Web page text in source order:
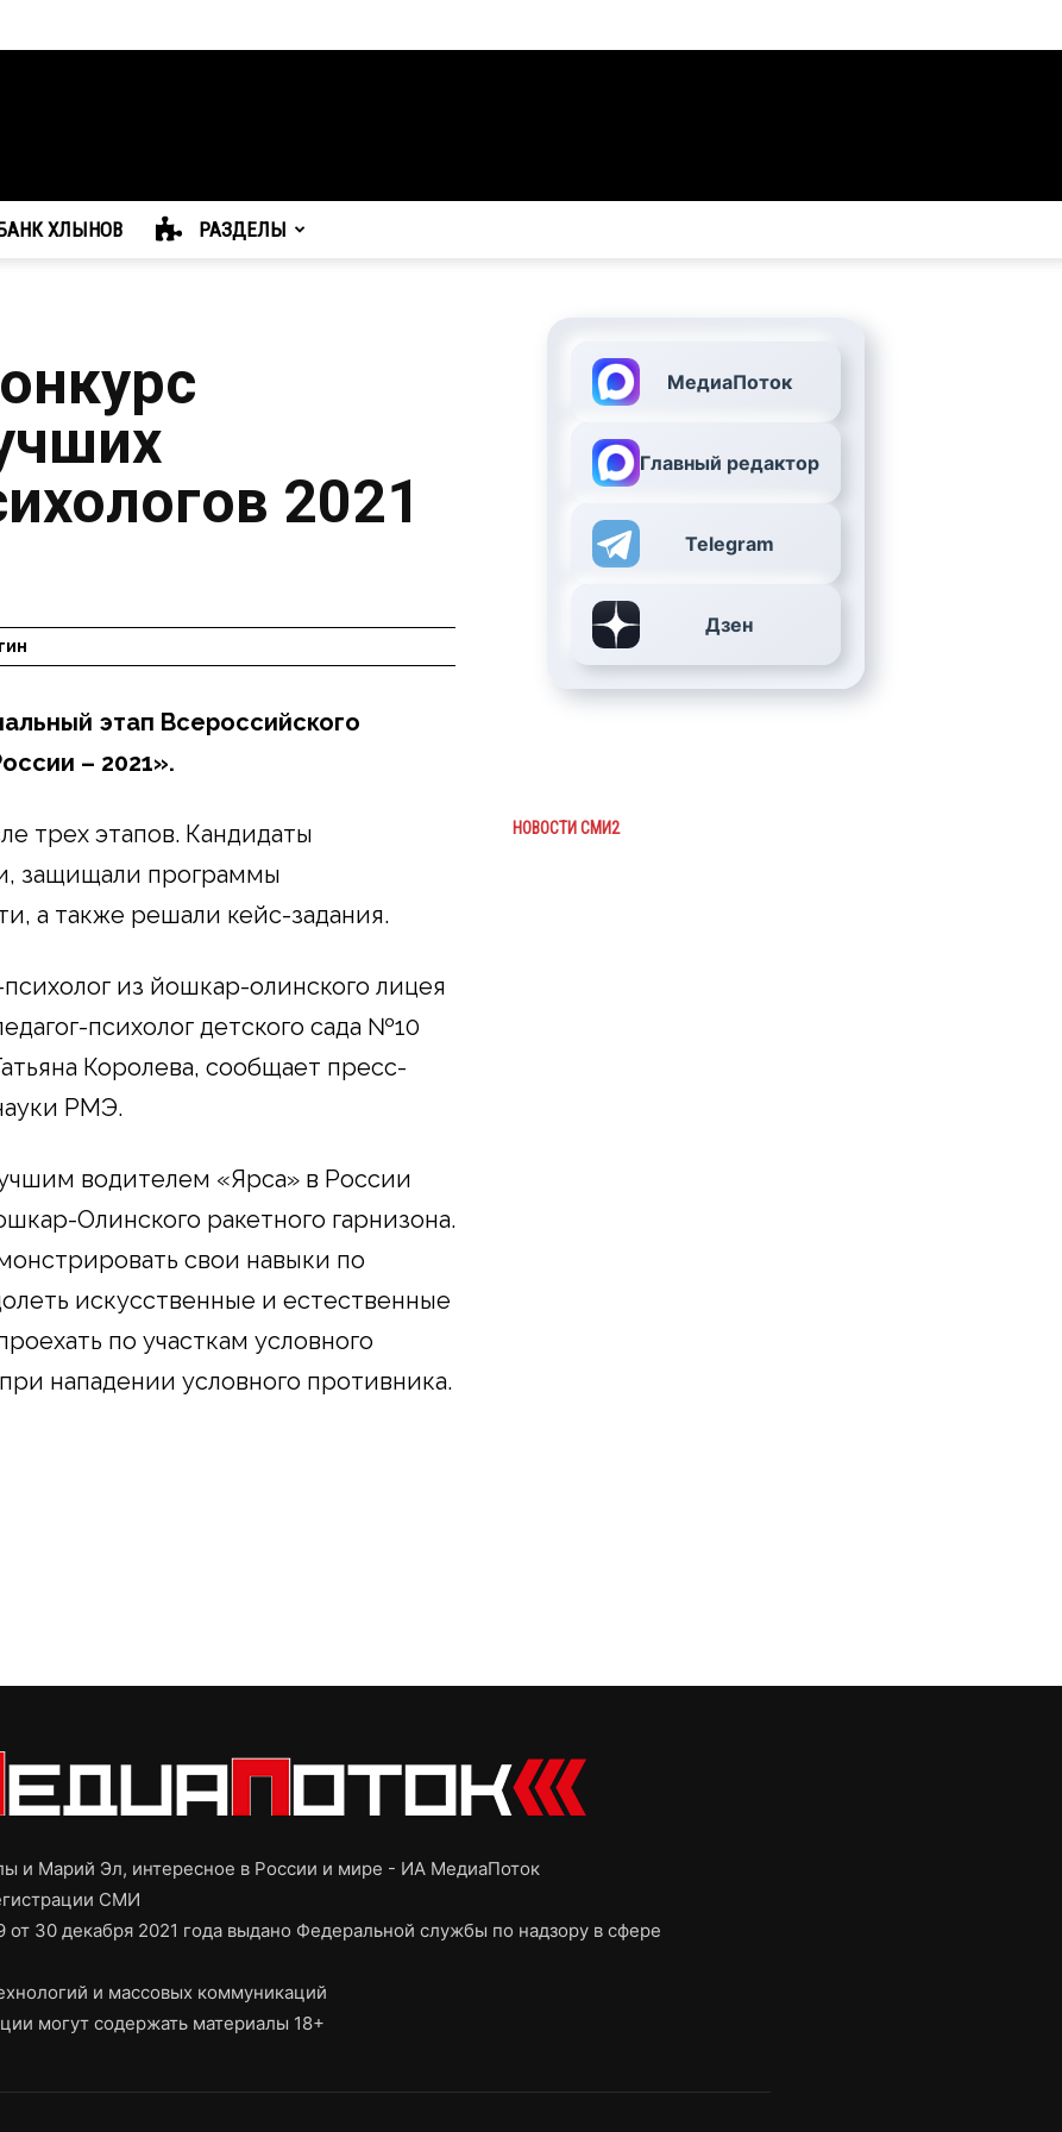
ХЛЫНОВ РАЗДЕЛЫ
2021
этап Всероссийского
– 2021».
трех этапов. Кандидаты
защищали программы
а также решали кейс-задания.
из йошкар-олинского лицея
психолог детского сада №10
Королева, сообщает пресс-
РМЭ.
водителем «Ярса» в России
Олинского ракетного гарнизона.
свои навыки по
искусственные и естественные
по участкам условного
нападении условного противника.
МедиаПоток
Главный редактор
Telegram
Дзен
НОВОСТИ СМИ2
и Марий Эл, интересное в России и мире - ИА МедиаПоток
СМИ
30 декабря 2021 года выдано Федеральной службы по надзору в сфере
и массовых коммуникаций
могут содержать материалы 18+